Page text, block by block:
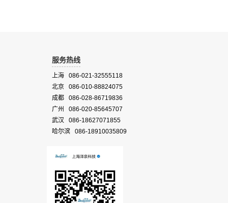
服务热线
上海 086-021-32555118
北京 086-010-88824075
成都 086-028-86719836
广州 086-020-85645707
武汉 086-18627071855
哈尔滨 086-18910035809